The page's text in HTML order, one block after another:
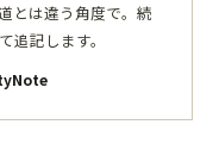
とは違う角度で。続
追記します。